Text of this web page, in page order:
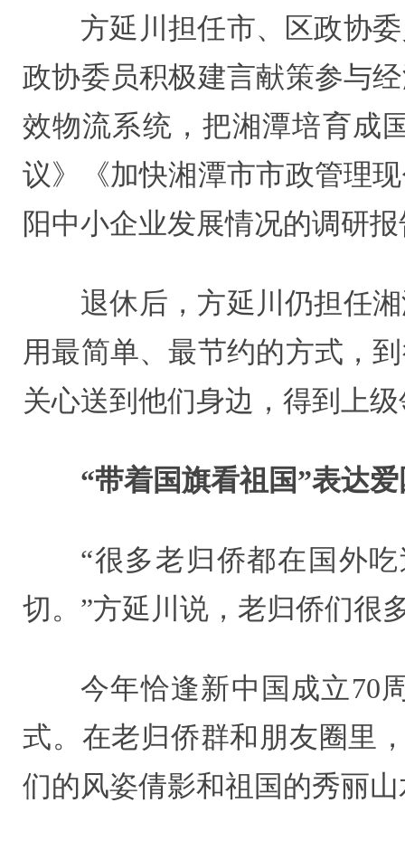
方延川担任市、区政协
政协委员积极建言献策参与
效物流系统，把湘潭培育成
议》《加快湘潭市市政管理
阳中小企业发展情况的调研
退休后，方延川仍担任
用最简单、最节约的方式，
关心送到他们身边，得到上
“带着国旗看祖国”表达
“很多老归侨都在国外
切。”方延川说，老归侨们很
今年恰逢新中国成立70
式。在老归侨群和朋友圈里
们的风姿倩影和祖国的秀丽